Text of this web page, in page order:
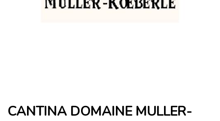
CANTINA DOMAINE MULLER-